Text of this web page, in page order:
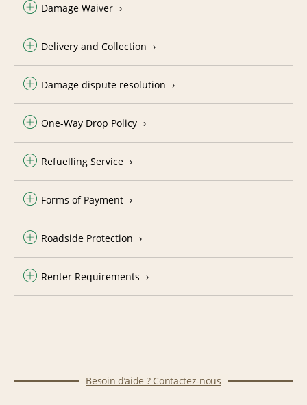
Damage Waiver
Delivery and Collection
Damage dispute resolution
One-Way Drop Policy
Refuelling Service
Forms of Payment
Roadside Protection
Renter Requirements
Besoin d’aide ? Contactez-nous